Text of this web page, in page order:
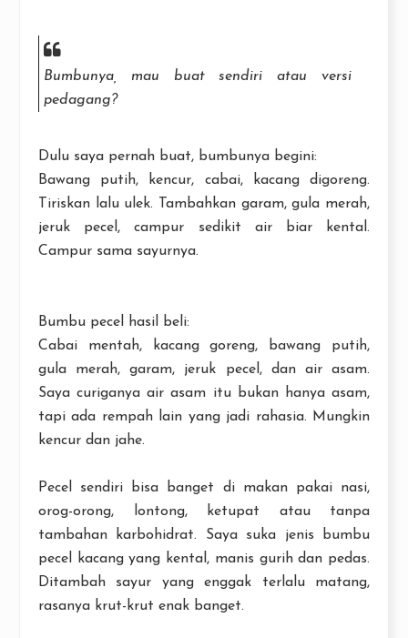
Bumbunya, mau buat sendiri atau versi
pedagang?
Dulu saya pernah buat, bumbunya begini:
Bawang putih, kencur, cabai, kacang digoreng.
Tiriskan lalu ulek. Tambahkan garam, gula merah,
jeruk pecel, campur sedikit air biar kental.
Campur sama sayurnya.
Bumbu pecel hasil beli:
Cabai mentah, kacang goreng, bawang putih,
gula merah, garam, jeruk pecel, dan air asam.
Saya curiganya air asam itu bukan hanya asam,
tapi ada rempah lain yang jadi rahasia. Mungkin
kencur dan jahe.
Pecel sendiri bisa banget di makan pakai nasi,
orog-orong, lontong, ketupat atau tanpa
tambahan karbohidrat. Saya suka jenis bumbu
pecel kacang yang kental, manis gurih dan pedas.
Ditambah sayur yang enggak terlalu matang,
rasanya krut-krut enak banget.